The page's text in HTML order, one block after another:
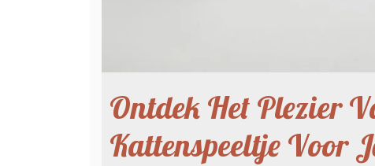
Ontdek Het Plezier
Kattenspeeltje Voor